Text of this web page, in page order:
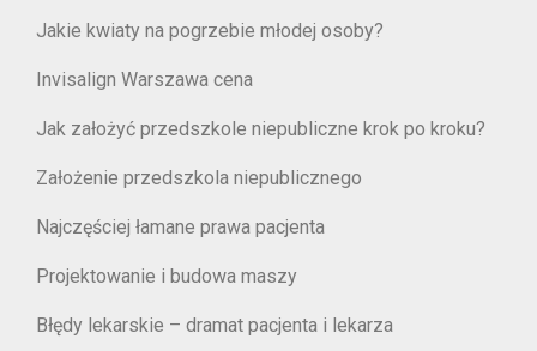
Jakie kwiaty na pogrzebie młodej osoby?
Invisalign Warszawa cena
Jak założyć przedszkole niepubliczne krok po kroku?
Założenie przedszkola niepublicznego
Najczęściej łamane prawa pacjenta
Projektowanie i budowa maszy
Błędy lekarskie – dramat pacjenta i lekarza